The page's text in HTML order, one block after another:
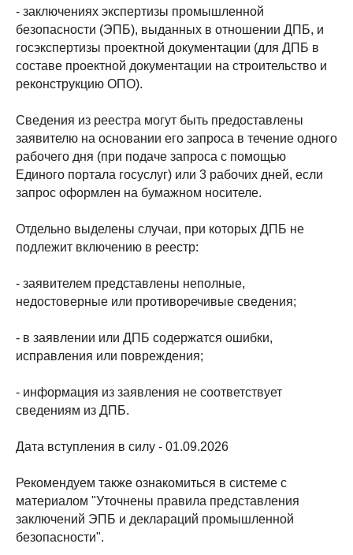
- заключениях экспертизы промышленной
безопасности (ЭПБ), выданных в отношении ДПБ, и
госэкспертизы проектной документации (для ДПБ в
составе проектной документации на строительство и
реконструкцию ОПО).
Сведения из реестра могут быть предоставлены
заявителю на основании его запроса в течение одного
рабочего дня (при подаче запроса с помощью
Единого портала госуслуг) или 3 рабочих дней, если
запрос оформлен на бумажном носителе.
Отдельно выделены случаи, при которых ДПБ не
подлежит включению в реестр:
- заявителем представлены неполные,
недостоверные или противоречивые сведения;
- в заявлении или ДПБ содержатся ошибки,
исправления или повреждения;
- информация из заявления не соответствует
сведениям из ДПБ.
Дата вступления в силу - 01.09.2026
Рекомендуем также ознакомиться в системе с
материалом "Уточнены правила представления
заключений ЭПБ и деклараций промышленной
безопасности".